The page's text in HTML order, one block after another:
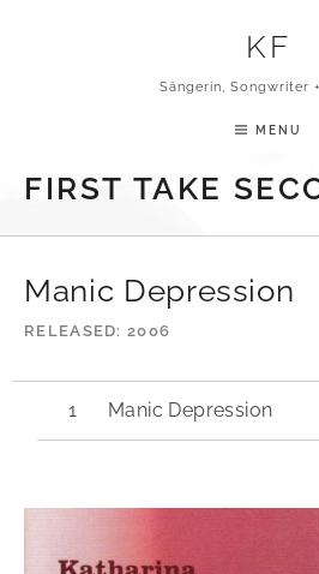
KF
Sängerin, Songwriter
MENU
FIRST TAKE
Manic Depression
RELEASED 2006
Manic Depression